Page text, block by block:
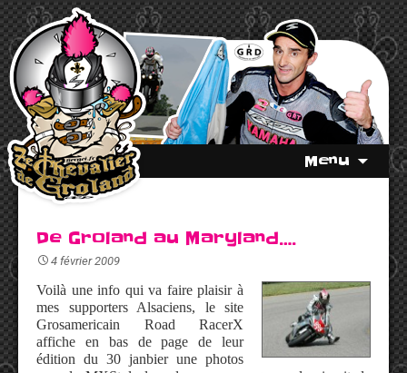
Menu
De Groland au Maryland….
4 février 2009
Voilà une info qui va faire plaisir à
mes supporters Alsaciens, le site
Grosamericain Road RacerX
affiche en bas de page de leur
édition du 30 janbier une photos